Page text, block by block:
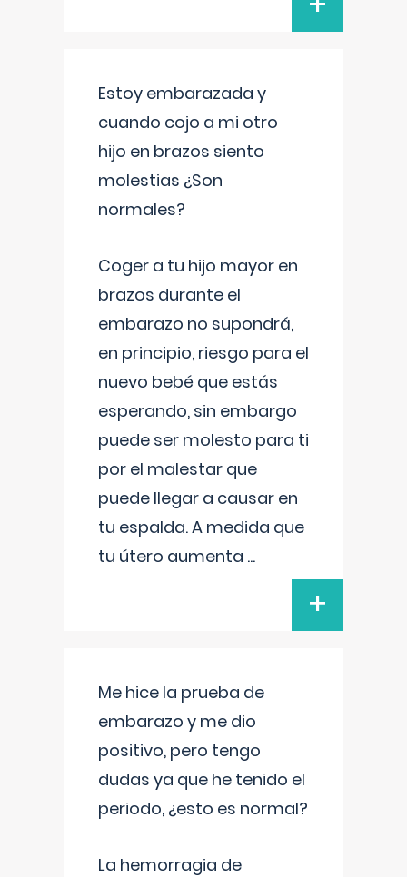
Estoy embarazada y
cuando cojo a mi otro
hijo en brazos siento
molestias ¿Son
normales?
Coger a tu hijo mayor en
brazos durante el
embarazo no supondrá,
en principio, riesgo para el
nuevo bebé que estás
esperando, sin embargo
puede ser molesto para ti
por el malestar que
puede llegar a causar en
tu espalda. A medida que
tu útero aumenta ...
+
Me hice la prueba de
embarazo y me dio
positivo, pero tengo
dudas ya que he tenido el
periodo, ¿esto es normal?
La hemorragia de